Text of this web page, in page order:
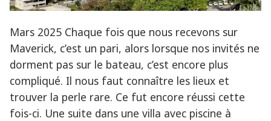
Mars 2025 Chaque fois que nous recevons sur
Maverick, c’est un pari, alors lorsque nos invités ne
dorment pas sur le bateau, c’est encore plus
compliqué. Il nous faut connaître les lieux et
trouver la perle rare. Ce fut encore réussi cette
fois-ci. Une suite dans une villa avec piscine à